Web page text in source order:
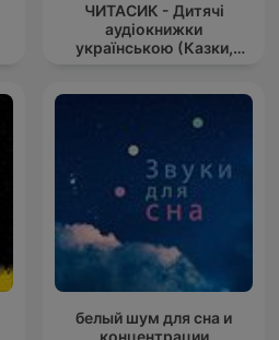
ЧИТАСИК - Дитячі
аудіокнижки
українською (Казки,
белый шум для сна и
концентрации